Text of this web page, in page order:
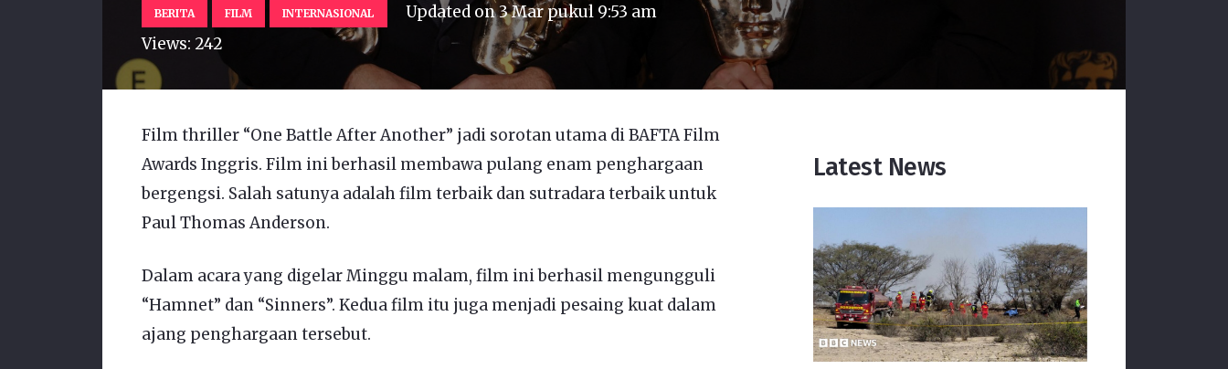
BERITA FILM INTERNASIONAL Updated on3 Mar pukul 9:53 am
Views: 242
Film thriller “One Battle After Another” jadi sorotan utama di BAFTA Film
Awards Inggris. Film ini berhasil membawa pulang enam penghargaan
bergengsi. Salah satunya adalah film terbaik dan sutradara terbaik untuk
Paul Thomas Anderson.
Dalam acara yang digelar Minggu malam, film ini berhasil mengungguli
“Hamnet” dan “Sinners”. Kedua film itu juga menjadi pesaing kuat dalam
ajang penghargaan tersebut.
Latest News